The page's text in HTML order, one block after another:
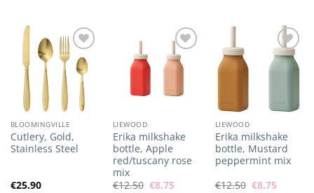
Lisa
soovilisti
BLOOMINGVILLE
Cutlery, Gold,
Stainless Steel
€25.90
Lisa
soovilisti
LIEWOOD
Erika milkshake
bottle, Apple
red/tuscany rose
mix
€12.50 Algne
€8.75Praegune
Lisa
soovilisti
LIEWOOD
Erika milkshake
bottle, Mustard
peppermint mix
€12.50 Algne
€8.75